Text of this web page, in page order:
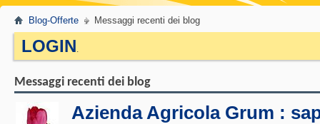
Blog-Offerte Messaggi recenti dei blog
LOGIN.
Messaggi recenti dei blog
Azienda Agricola Grum :